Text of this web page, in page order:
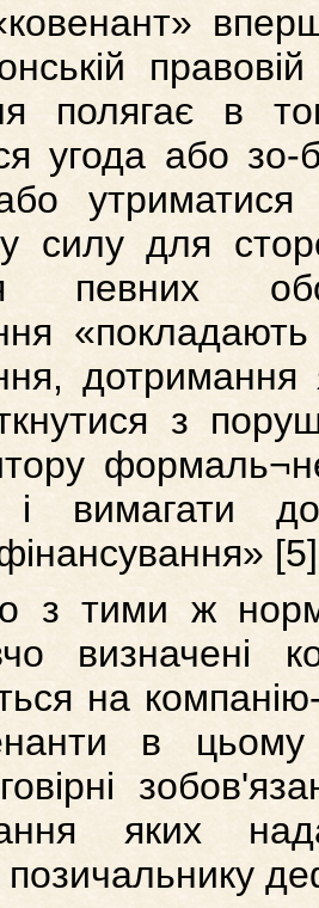
полягає в
угода або
силу для
певних
з
і вимагати
з тими ж
визначені
на
в цьому
яких
позичальнику